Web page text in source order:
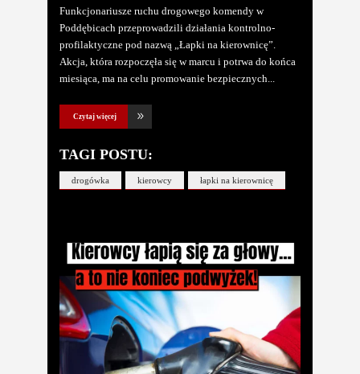
Funkcjonariusze ruchu drogowego komendy w
Poddębicach przeprowadzili działania kontrolno-
profilaktyczne pod nazwą „Łapki na kierownicę”.
Akcja, która rozpoczęła się w marcu i potrwa do końca
miesiąca, ma na celu promowanie bezpiecznych
Czytaj więcej
TAGI POSTU:
drogówka kierowcy łapki na kierownicę